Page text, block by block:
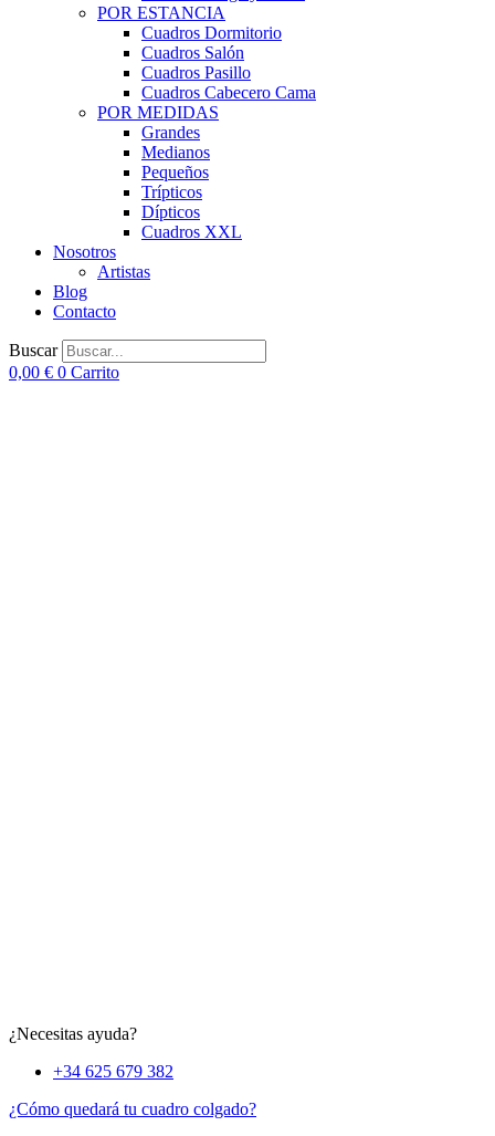
POR ESTANCIA
Cuadros Dormitorio
Cuadros Salón
Cuadros Pasillo
Cuadros Cabecero Cama
POR MEDIDAS
Grandes
Medianos
Pequeños
Trípticos
Dípticos
Cuadros XXL
Nosotros
Artistas
Blog
Contacto
Buscar
0,00 € 0 Carrito
¿Necesitas ayuda?
+34 625 679 382
¿Cómo quedará tu cuadro colgado?